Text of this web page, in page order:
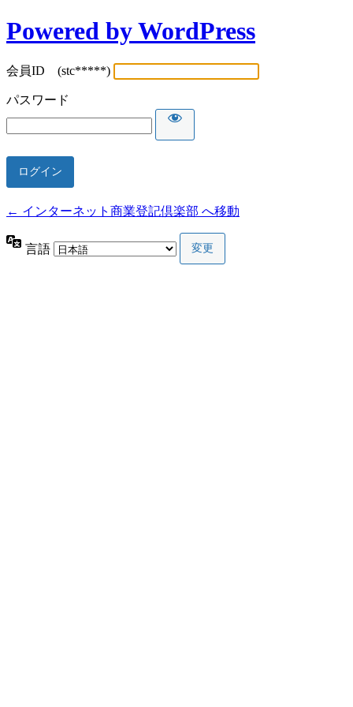
Powered by WordPress
会員ID (stc*****)
パスワード
← インターネット商業登記倶楽部 へ移動
言語